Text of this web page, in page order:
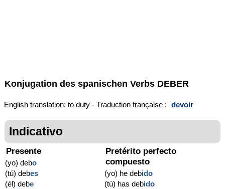
Konjugation des spanischen Verbs DEBER
English translation: to duty - Traduction française : devoir
Indicativo
Presente
(yo) debo
(tú) debes
(él) debe
Pretérito perfecto
compuesto
(yo) he debido
(tú) has debido